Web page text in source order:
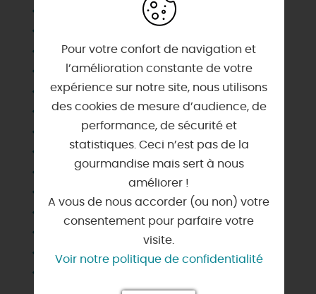
Draps et linges compris
Jardin indépendant
Lave linge privatif
Lave vaisselle
Matériel enfant
Micro-ondes
Parking
Plain Pied
Pour votre confort de navigation et
l’amélioration constante de votre
expérience sur notre site, nous utilisons
des cookies de mesure d’audience, de
performance, de sécurité et
statistiques. Ceci n’est pas de la
gourmandise mais sert à nous
améliorer !
A vous de nous accorder (ou non) votre
consentement pour parfaire votre
visite.
Voir notre politique de confidentialité